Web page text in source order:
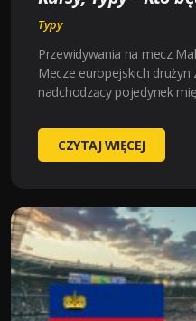
Typy
Przewidywania na mecz
Mecze europejskich
nadchodzący pojedynek
MALTA-
MOLDOVA
2024-
10-
18:00
)
KURSY,
CZYTAJ WIĘCEJ